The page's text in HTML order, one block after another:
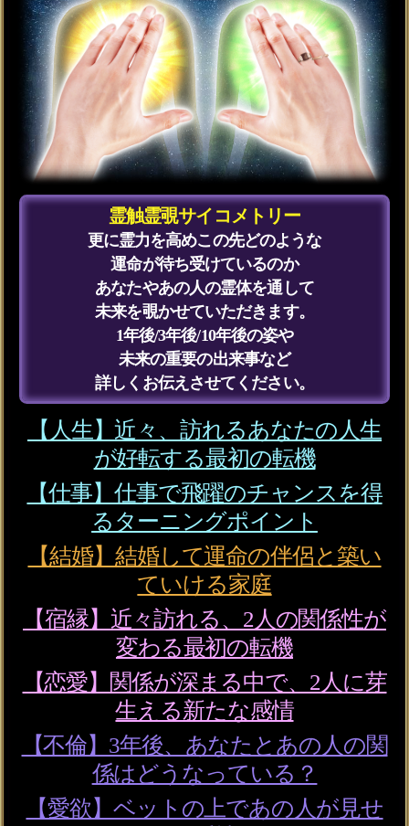
こちらのメニューは会員割引対象メニ
ューです。
会員の方は 会員価格3,135円(税込)/1回
が必要です。
会員以外の方のご利用には通常価格
3,630円(税込)
/1回 が必要です。
※ご購入時に会員IDでログイン済みの
占う前に内容のご確認をお願いしま
ご購入いただくと、サービス・コンテ
ンツの利用料金が発生します。
■一部無料で結果を見る場合■
「一部無料で鑑定する」をタップする
と、鑑定結果の一部を無料でご覧にな
■最初から有料で結果を見る場合■
と、最初から鑑定結果のすべてをご覧
になれます。
テレシスネットワーク株式会社は、
ご入力いただいた情報を、占いサー
ビスを提供するためにのみ使用し、
情報の蓄積を行ったり、他の目的で
の際は、当社「個人情報保護方針
（外部サイト）」に同意の上、必要
事項をご入力ください。
失恋間近/絶望的な状況
【窮地の片想い救済霊
視】2人を結ぶ絆＆愛結末
会員価格1,870円(税込)
通常価格
2,090円(税込)